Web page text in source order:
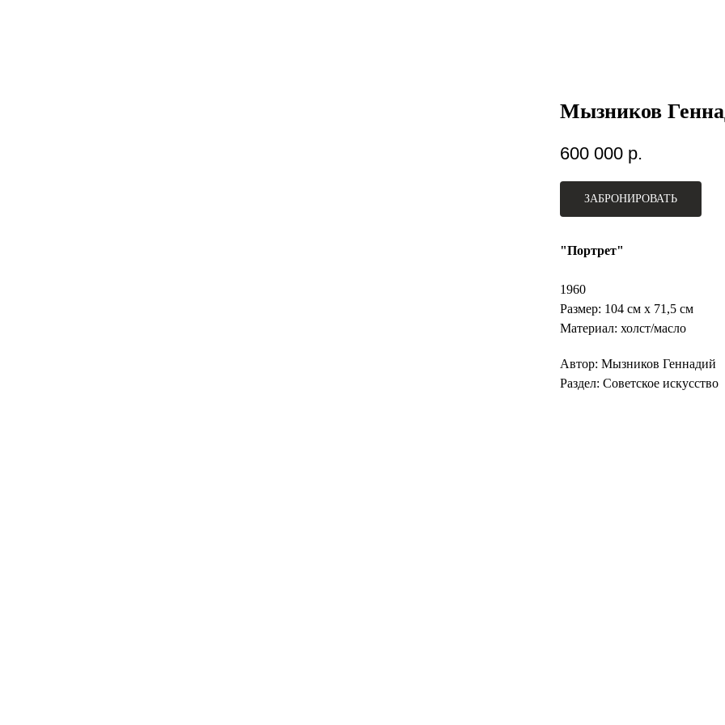
Мызников
600 000 р.
ЗАБРОНИРОВАТЬ
"Портрет"
1960
Размер: 104 см х 71,5 см
Материал: холст/масло
Автор: Мызников Геннадий
Раздел: Советское искусство